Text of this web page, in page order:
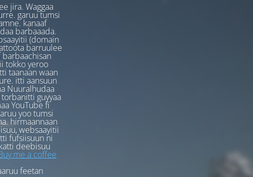
jira. Waggaa
garuu tumsi
kanaaf
barbaaada.
(domain
barruulee
tokko yeroo
taanaan waan
itti aansuun
Nuuralhudaa
guyyaa
YouTube fi
yoo tumsi
hirmaannaan
websaayitii
fufsiisuun ni
deebisuu
me a coffee
feetan